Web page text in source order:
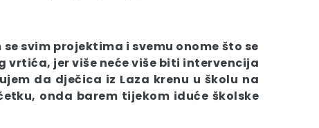
se svim projektima i svemu onome što se
vrtića, jer više neće više biti intervencija
da dječica iz Laza krenu u školu na
onda barem tijekom iduće školske